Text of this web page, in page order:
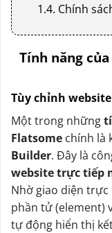
1.4. Chính
Tính năng
Tùy chỉnh
Một trong những
Flatsome chính là
Builder. Đây là
website trực tiếp
Nhờ giao diện trực
phần tử (element)
tự động hiển thị